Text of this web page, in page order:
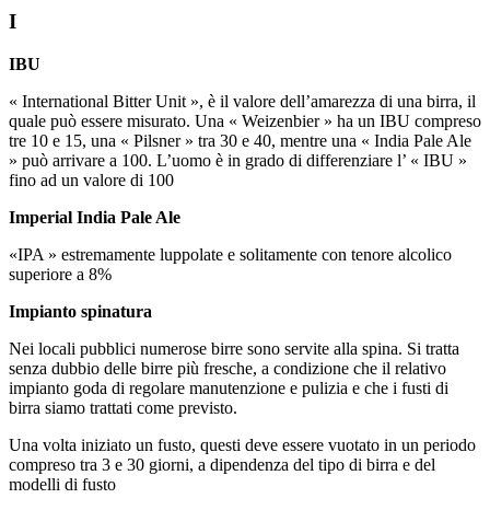
I
IBU
« International Bitter Unit », è il valore dell’amarezza di una birra, il
quale può essere misurato. Una « Weizenbier » ha un IBU compreso
tre 10 e 15, una « Pilsner » tra 30 e 40, mentre una « India Pale Ale
» può arrivare a 100. L’uomo è in grado di differenziare l’ « IBU »
fino ad un valore di 100
Imperial India Pale Ale
«IPA » estremamente luppolate e solitamente con tenore alcolico
superiore a 8%
Impianto spinatura
Nei locali pubblici numerose birre sono servite alla spina. Si tratta
senza dubbio delle birre più fresche, a condizione che il relativo
impianto goda di regolare manutenzione e pulizia e che i fusti di
birra siamo trattati come previsto.
Una volta iniziato un fusto, questi deve essere vuotato in un periodo
compreso tra 3 e 30 giorni, a dipendenza del tipo di birra e del
modelli di fusto